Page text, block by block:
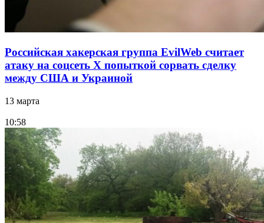
Российская хакерская группа EvilWeb считает
атаку на соцсеть Х попыткой сорвать сделку
между США и Украиной
13 марта
10:58